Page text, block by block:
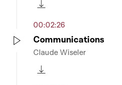
00:02:26
Communications
Claude Wiseler